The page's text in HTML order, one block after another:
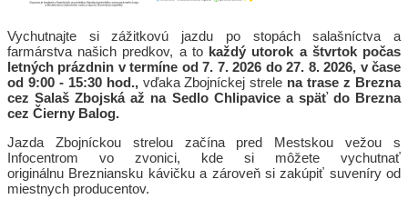
Vychutnajte si zážitkovú jazdu po stopách salašníctva a
farmárstva našich predkov, a to každý utorok a štvrtok počas
letných prázdnin v termíne od 7. 7. 2026 do 27. 8. 2026, v čase
od 9:00 - 15:30 hod.,vďaka Zbojníckej strele na trase z Brezna
cez Salaš Zbojská až na Sedlo Chlipavice a späť do Brezna
cez Čierny Balog.
Jazda Zbojníckou strelou začína pred Mestskou vežou s
Infocentrom vo zvonici, kde si môžete vychutnať
originálnu Brezniansku kávičku a zároveň si zakúpiť suveníry od
miestnych producentov.